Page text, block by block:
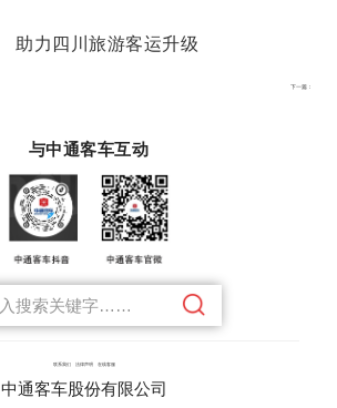
助力四川旅游客运升级
下一篇：
与中通客车互动
联系我们 法律声明 在线客服
中通客车股份有限公司